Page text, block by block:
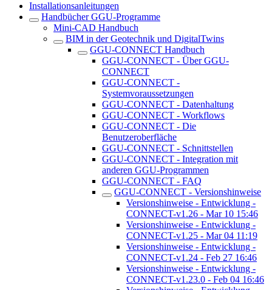
Installationsanleitungen
Handbücher GGU-Programme
Mini-CAD Handbuch
BIM in der Geotechnik und DigitalTwins
GGU-CONNECT Handbuch
GGU-CONNECT - Über GGU-
CONNECT
GGU-CONNECT -
Systemvoraussetzungen
GGU-CONNECT - Datenhaltung
GGU-CONNECT - Workflows
GGU-CONNECT - Die
Benutzeroberfläche
GGU-CONNECT - Schnittstellen
GGU-CONNECT - Integration mit
anderen GGU-Programmen
GGU-CONNECT - FAQ
GGU-CONNECT - Versionshinweise
Versionshinweise - Entwicklung -
CONNECT-v1.26 - Mar 10 15:46
Versionshinweise - Entwicklung -
CONNECT-v1.25 - Mar 04 11:19
Versionshinweise - Entwicklung -
CONNECT-v1.24 - Feb 27 16:46
Versionshinweise - Entwicklung -
CONNECT-v1.23.0 - Feb 04 16:46